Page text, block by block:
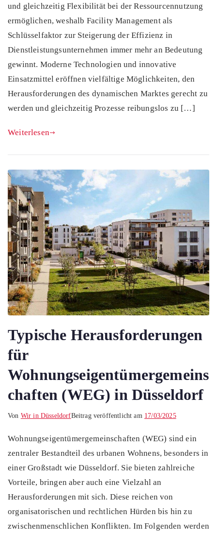
und gleichzeitig Flexibilität bei der Ressourcennutzung
ermöglichen, weshalb Facility Management als
Schlüsselfaktor zur Steigerung der Effizienz in
Dienstleistungsunternehmen immer mehr an Bedeutung
gewinnt. Moderne Technologien und innovative
Einsatzmittel eröffnen vielfältige Möglichkeiten, den
Herausforderungen des dynamischen Marktes gerecht zu
werden und gleichzeitig Prozesse reibungslos zu […]
Weiterlesen
Typische Herausforderungen
für
Wohnungseigentümergemeins
chaften (WEG) in Düsseldorf
Von Wir in DüsseldorfBeitrag veröffentlicht am 17/03/2025
Wohnungseigentümergemeinschaften (WEG) sind ein
zentraler Bestandteil des urbanen Wohnens, besonders in
einer Großstadt wie Düsseldorf. Sie bieten zahlreiche
Vorteile, bringen aber auch eine Vielzahl an
Herausforderungen mit sich. Diese reichen von
organisatorischen und rechtlichen Hürden bis hin zu
zwischenmenschlichen Konflikten. Im Folgenden werden